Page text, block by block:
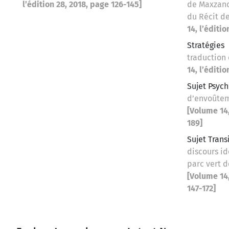
l’édition 28, 2018, page 126-145]
de
du Récit
14,
Stratégies
traduction
14,
Sujet
[Volume
189]
Sujet
discours
parc vert
[Volume
147-172]